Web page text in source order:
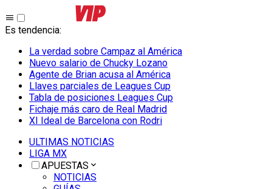
Es tendencia:
La verdad sobre Campaz al América
Nuevo salario de Chucky Lozano
Agente de Brian acusa al América
Llaves parciales de Leagues Cup
Tabla de posiciones Leagues Cup
Fichaje más caro de Real Madrid
XI Ideal de Barcelona con Rodri
ULTIMAS NOTICIAS
LIGA MX
APUESTAS
NOTICIAS